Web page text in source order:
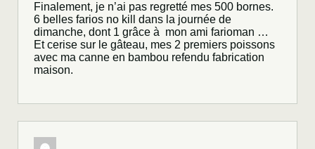
Finalement, je n’ai pas regretté mes 500 bornes.
6 belles farios no kill dans la journée de
dimanche, dont 1 grâce à mon ami farioman …
Et cerise sur le gâteau, mes 2 premiers poissons
avec ma canne en bambou refendu fabrication
maison.